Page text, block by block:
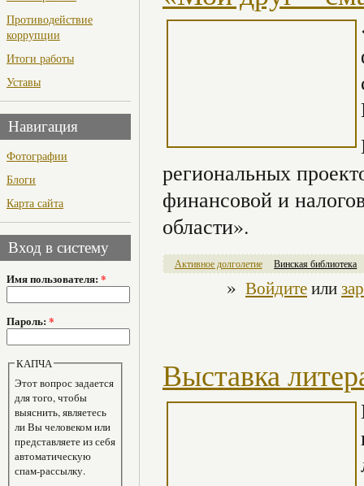
Противодействие
коррупции
Итоги работы
Уставы
Навигация
Фотографии
Блоги
Карта сайта
Вход в систему
Имя пользователя: *
Пароль: *
КАПЧА
Этот вопрос задается
для того, чтобы
выяснить, являетесь
ли Вы человеком или
представляете из себя
автоматическую
спам-рассылку.
региональных
финансовой и
области».
Активное долголетие Винская библиотека
» Войдитеили
Выставка